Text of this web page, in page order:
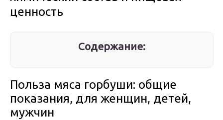
ценность
Содержание:
Польза мяса горбуши: общие
показания, для женщин, детей,
мужчин